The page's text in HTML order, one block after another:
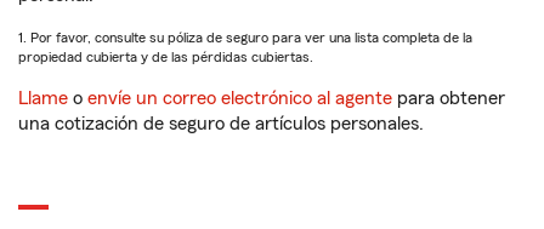
1. Por favor, consulte su póliza de seguro para ver una lista completa de la
propiedad cubierta y de las pérdidas cubiertas.
Llame o envíe un correo electrónico al agente para obtener
una cotización de seguro de artículos personales.